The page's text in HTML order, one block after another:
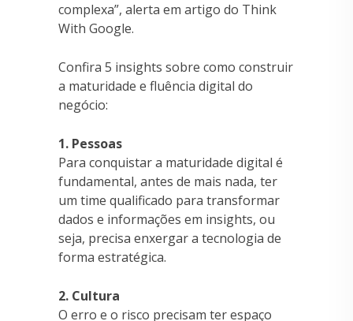
complexa”, alerta em artigo do Think
With Google.
Confira 5 insights sobre como construir
a maturidade e fluência digital do
negócio:
1. Pessoas
Para conquistar a maturidade digital é
fundamental, antes de mais nada, ter
um time qualificado para transformar
dados e informações em insights, ou
seja, precisa enxergar a tecnologia de
forma estratégica.
2. Cultura
O erro e o risco precisam ter espaço